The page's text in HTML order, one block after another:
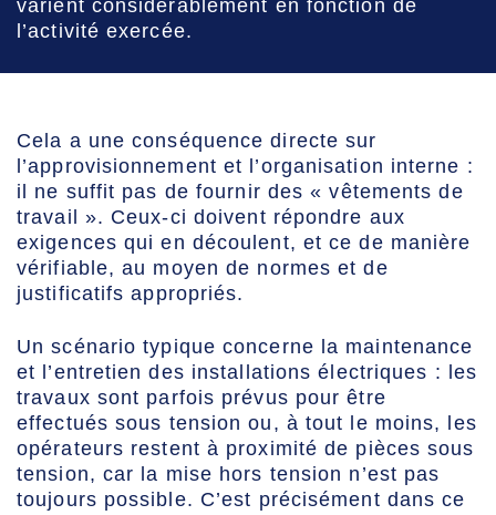
varient considérablement en fonction de
l’activité exercée.
Cela a une conséquence directe sur
l’approvisionnement et l’organisation interne :
il ne suffit pas de fournir des « vêtements de
travail ». Ceux-ci doivent répondre aux
exigences qui en découlent, et ce de manière
vérifiable, au moyen de normes et de
justificatifs appropriés.
Un scénario typique concerne la maintenance
et l’entretien des installations électriques : les
travaux sont parfois prévus pour être
effectués sous tension ou, à tout le moins, les
opérateurs restent à proximité de pièces sous
tension, car la mise hors tension n’est pas
toujours possible. C’est précisément dans ce